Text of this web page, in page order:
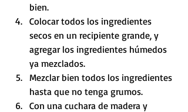
bien.
Colocar todos los ingredientes
secos en un recipiente grande, y
agregar los ingredientes húmedos
ya mezclados.
Mezclar bien todos los ingredientes
hasta que no tenga grumos.
Con una cuchara de madera y